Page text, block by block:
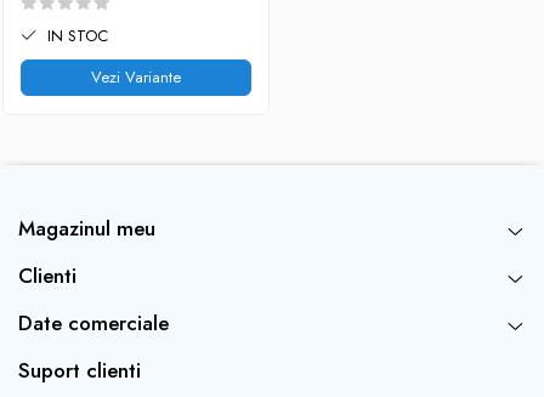
IN STOC
Vezi Variante
Magazinul meu
Clienti
Date comerciale
Suport clienti